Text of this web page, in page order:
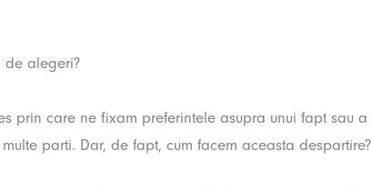
de alegeri?
prin care ne fixam preferintele asupra unui fapt sau a
parti. Dar, de fapt, cum facem aceasta despartire?